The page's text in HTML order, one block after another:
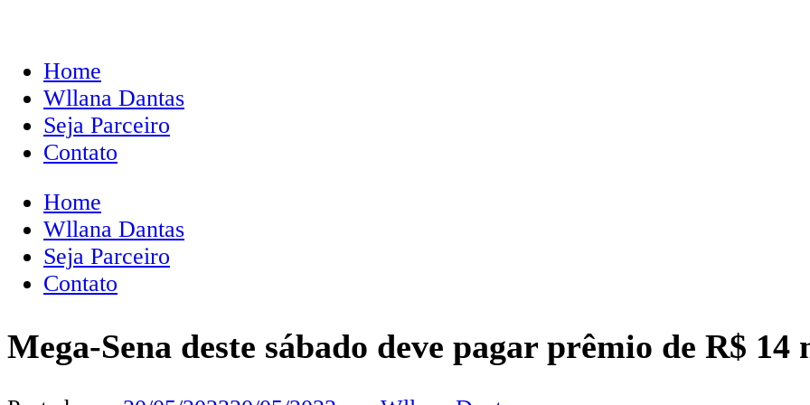
Home
Wllana Dantas
Seja Parceiro
Contato
Home
Wllana Dantas
Seja Parceiro
Contato
Mega-Sena deste sábado deve pagar prêmio de R$ 14